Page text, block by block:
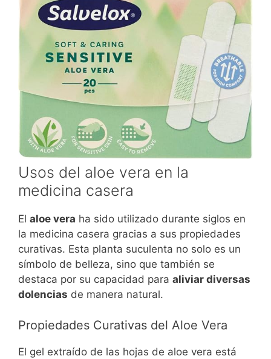
Usos del aloe vera en la
medicina casera
El aloe vera ha sido utilizado durante siglos en
la medicina casera gracias a sus propiedades
curativas. Esta planta suculenta no solo es un
símbolo de belleza, sino que también se
destaca por su capacidad para aliviar diversas
dolencias de manera natural.
Propiedades Curativas del Aloe Vera
El gel extraído de las hojas de aloe vera está